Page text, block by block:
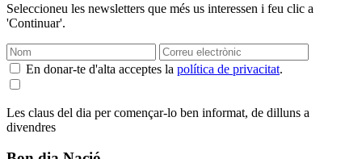
Seleccioneu les newsletters que més us interessen i feu clic a
'Continuar'.
En donar-te d'alta acceptes la política de privacitat.
Les claus del dia per començar-lo ben informat, de dilluns a
divendres